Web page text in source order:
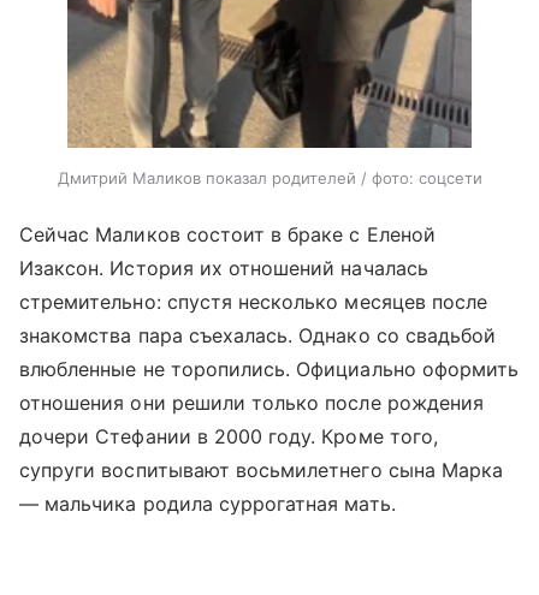
Дмитрий Маликов показал родителей / фото: соцсети
Сейчас Маликов состоит в браке с Еленой
Изаксон. История их отношений началась
стремительно: спустя несколько месяцев после
знакомства пара съехалась. Однако со свадьбой
влюбленные не торопились. Официально оформить
отношения они решили только после рождения
дочери Стефании в 2000 году. Кроме того,
супруги воспитывают восьмилетнего сына Марка
— мальчика родила суррогатная мать.